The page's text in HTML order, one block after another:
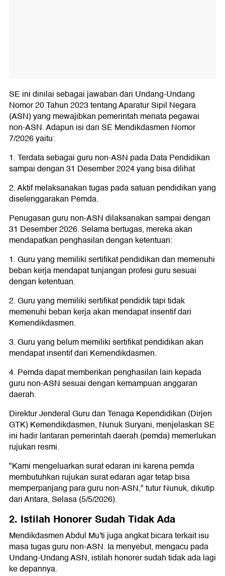
SE ini dinilai sebagai jawaban dari Undang-Undang
Nomor 20 Tahun 2023 tentang Aparatur Sipil Negara
(ASN) yang mewajibkan pemerintah menata pegawai
non-ASN. Adapun isi dari SE Mendikdasmen Nomor
7/2026 yaitu:
1. Terdata sebagai guru non-ASN pada Data Pendidikan
sampai dengan 31 Desember 2024 yang bisa dilihat
2. Aktif melaksanakan tugas pada satuan pendidikan yang
diselenggarakan Pemda.
Penugasan guru non-ASN dilaksanakan sampai dengan
31 Desember 2026. Selama bertugas, mereka akan
mendapatkan penghasilan dengan ketentuan:
1. Guru yang memiliki sertifikat pendidikan dan memenuhi
beban kerja mendapat tunjangan profesi guru sesuai
dengan ketentuan.
2. Guru yang memiliki sertifikat pendidik tapi tidak
memenuhi beban kerja akan mendapat insentif dari
Kemendikdasmen.
3. Guru yang belum memiliki sertifikat pendidikan akan
mendapat insentif dari Kemendikdasmen.
4. Pemda dapat memberikan penghasilan lain kepada
guru non-ASN sesuai dengan kemampuan anggaran
daerah.
Direktur Jenderal Guru dan Tenaga Kependidikan (Dirjen
GTK) Kemendikdasmen, Nunuk Suryani, menjelaskan SE
ini hadir lantaran pemerintah daerah (pemda) memerlukan
rujukan resmi.
"Kami mengeluarkan surat edaran ini karena pemda
membutuhkan rujukan surat edaran agar tetap bisa
memperpanjang para guru non-ASN," tutur Nunuk, dikutip
dari Antara, Selasa (5/5/2026).
2. Istilah Honorer Sudah Tidak Ada
Mendikdasmen Abdul Mu'ti juga angkat bicara terkait isu
masa tugas guru non-ASN. Ia menyebut, mengacu pada
Undang-Undang ASN, istilah honorer sudah tidak ada lagi
ke depannya.